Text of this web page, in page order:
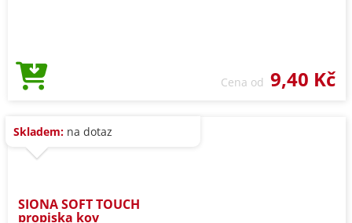
Cena od 9,40 Kč
Skladem: na dotaz
SIONA SOFT TOUCH
propiska kov